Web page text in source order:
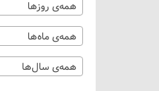
همه‌ی روزها
همه‌ی ماه‌ها
همه‌ی سال‌ها